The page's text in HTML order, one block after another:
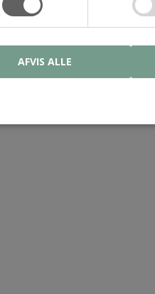
AFVIS ALLE